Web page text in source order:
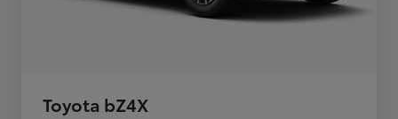
Toyota bZ4X